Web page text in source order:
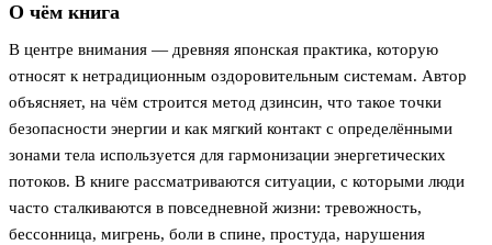
О чём книга
В центре внимания — древняя японская практика, которую
относят к нетрадиционным оздоровительным системам. Автор
объясняет, на чём строится метод дзинсин, что такое точки
безопасности энергии и как мягкий контакт с определёнными
зонами тела используется для гармонизации энергетических
потоков. В книге рассматриваются ситуации, с которыми люди
часто сталкиваются в повседневной жизни: тревожность,
бессонница, мигрень, боли в спине, простуда, нарушения